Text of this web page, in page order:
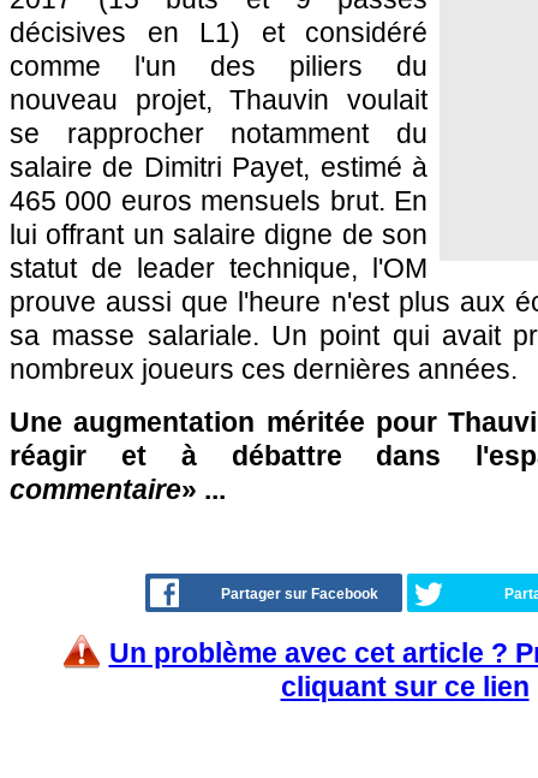
décisives en L1) et considéré
comme l'un des piliers du
nouveau projet, Thauvin voulait
se rapprocher notamment du
salaire de Dimitri Payet, estimé à
465 000 euros mensuels brut. En
lui offrant un salaire digne de son
statut de leader technique, l'OM
prouve aussi que l'heure n'est plus aux
sa masse salariale. Un point qui avait
nombreux joueurs ces dernières années.
Une augmentation méritée pour
réagir et à débattre dans
commentaire» ...
Partager sur Facebook
Un problème avec cet article ?
cliquant sur ce lien